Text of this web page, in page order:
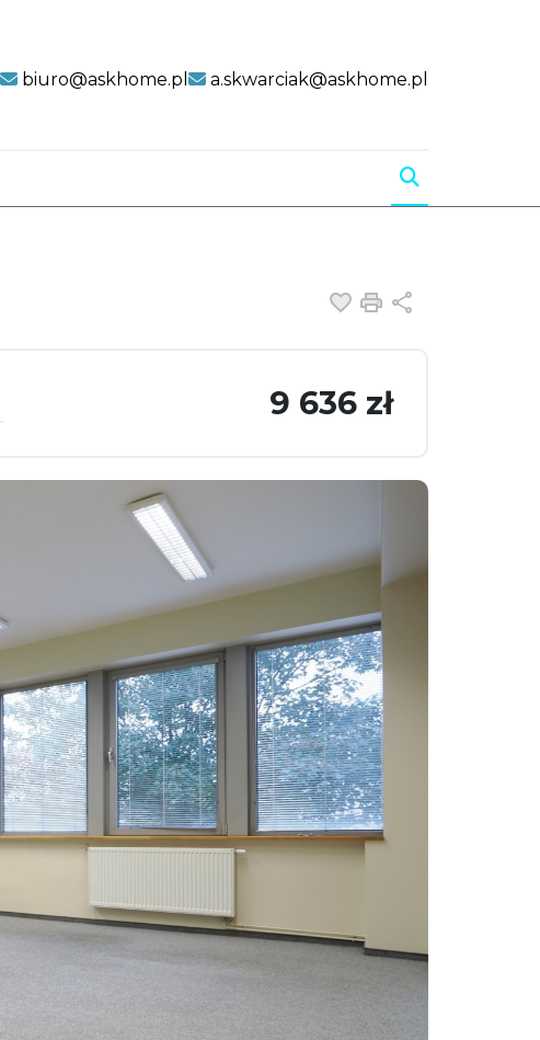
biuro@askhome.pl a.skwarciak@askhome.pl
Dodaj do
Drukuj
9 636 zł